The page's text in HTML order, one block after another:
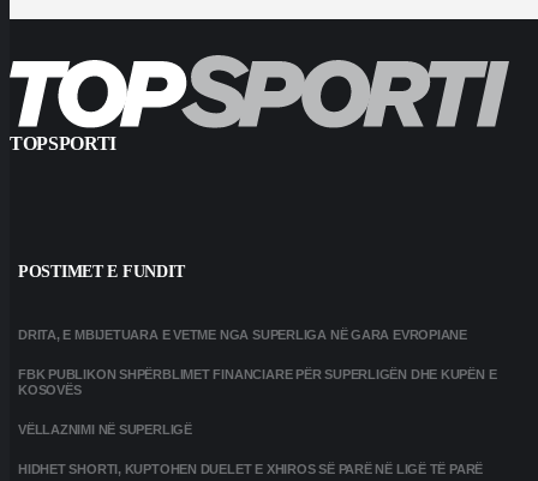
TOPSPORTI
POSTIMET E FUNDIT
DRITA, E MBIJETUARA E VETME NGA SUPERLIGA NË GARA EVROPIANE
FBK PUBLIKON SHPËRBLIMET FINANCIARE PËR SUPERLIGËN DHE KUPËN E
KOSOVËS
VËLLAZNIMI NË SUPERLIGË
HIDHET SHORTI, KUPTOHEN DUELET E XHIROS SË PARË NË LIGË TË PARË